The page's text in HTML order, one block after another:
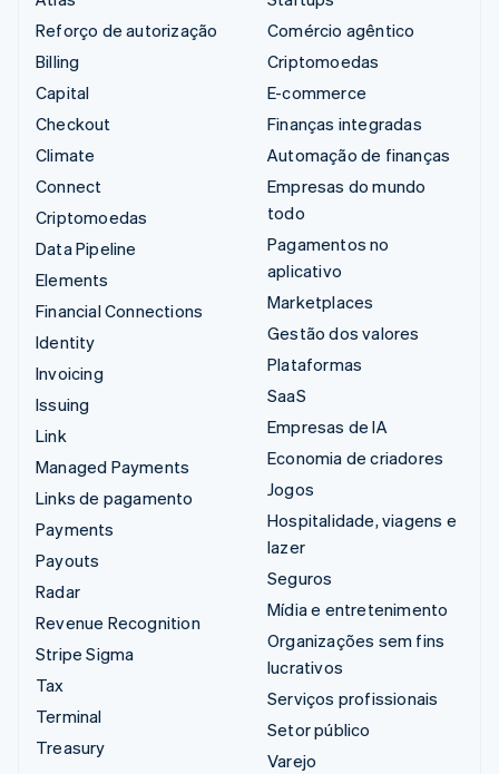
Reforço de autorização
Billing
Capital
Checkout
Climate
Connect
Criptomoedas
Data Pipeline
Elements
Financial Connections
Identity
Invoicing
Issuing
Link
Managed Payments
Links de pagamento
Payments
Payouts
Radar
Revenue Recognition
Stripe Sigma
Tax
Terminal
Treasury
Comércio agêntico
Criptomoedas
E-commerce
Finanças integradas
Automação de finanças
Empresas do mundo
todo
Pagamentos no
aplicativo
Marketplaces
Gestão dos valores
Plataformas
SaaS
Empresas de IA
Economia de criadores
Jogos
Hospitalidade, viagens e
lazer
Seguros
Mídia e entretenimento
Organizações sem fins
lucrativos
Serviços profissionais
Setor público
Varejo